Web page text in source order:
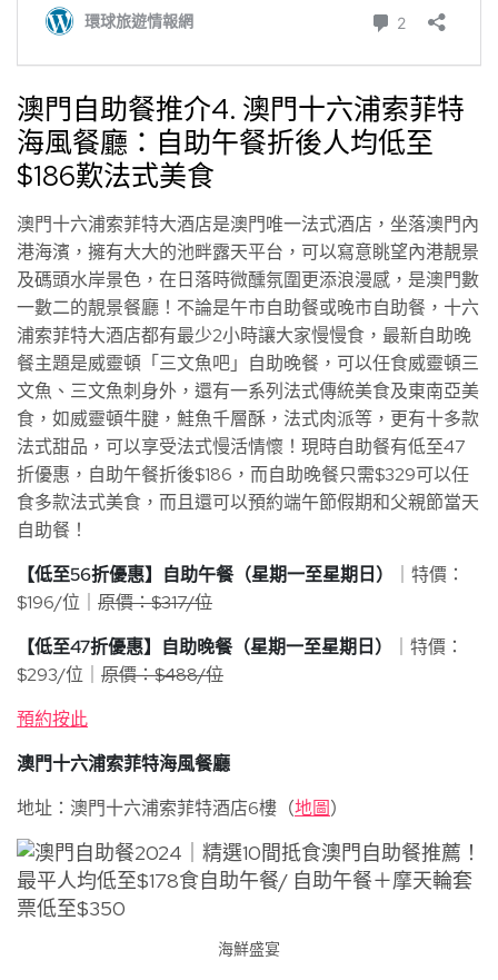
澳門自助餐推介4. 澳門十六浦索菲特
海風餐廳：自助午餐折後人均低至
$186歎法式美食
澳門十六浦索菲特大酒店是澳門唯一法式酒店，坐落澳門內
港海濱，擁有大大的池畔露天平台，可以寫意眺望內港靚景
及碼頭水岸景色，在日落時微醺氛圍更添浪漫感，是澳門數
一數二的靚景餐廳！不論是午市自助餐或晚市自助餐，十六
浦索菲特大酒店都有最少2小時讓大家慢慢食，最新自助晚
餐主題是威靈頓「三文魚吧」自助晚餐，可以任食威靈頓三
文魚、三文魚刺身外，還有一系列法式傳統美食及東南亞美
食，如威靈頓牛腱，鮭魚千層酥，法式肉派等，更有十多款
法式甜品，可以享受法式慢活情懷！現時自助餐有低至47
折優惠，自助午餐折後$186，而自助晚餐只需$329可以任
食多款法式美食，而且還可以預約端午節假期和父親節當天
自助餐！
【低至56折優惠】自助午餐（星期一至星期日）
｜特價：
$196/位｜ 原價：$317/位
【低至47折優惠】自助晚餐（星期一至星期日）
｜特價：
$293/位｜ 原價：$488/位
預約按此
澳門十六浦索菲特海風餐廳
地址：澳門十六浦索菲特酒店6樓（地圖）
海鮮盛宴